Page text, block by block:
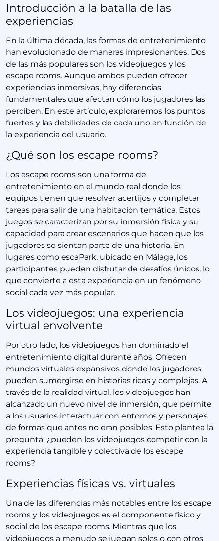
Introducción a la batalla de las
experiencias
En la última década, las formas de entretenimiento
han evolucionado de maneras impresionantes. Dos
de las más populares son los videojuegos y los
escape rooms. Aunque ambos pueden ofrecer
experiencias inmersivas, hay diferencias
fundamentales que afectan cómo los jugadores las
perciben. En este artículo, exploraremos los puntos
fuertes y las debilidades de cada uno en función de
la experiencia del usuario.
¿Qué son los escape rooms?
Los escape rooms son una forma de
entretenimiento en el mundo real donde los
equipos tienen que resolver acertijos y completar
tareas para salir de una habitación temática. Estos
juegos se caracterizan por su inmersión física y su
capacidad para crear escenarios que hacen que los
jugadores se sientan parte de una historia. En
lugares como escaPark, ubicado en Málaga, los
participantes pueden disfrutar de desafíos únicos, lo
que convierte a esta experiencia en un fenómeno
social cada vez más popular.
Los videojuegos: una experiencia
virtual envolvente
Por otro lado, los videojuegos han dominado el
entretenimiento digital durante años. Ofrecen
mundos virtuales expansivos donde los jugadores
pueden sumergirse en historias ricas y complejas. A
través de la realidad virtual, los videojuegos han
alcanzado un nuevo nivel de inmersión, que permite
a los usuarios interactuar con entornos y personajes
de formas que antes no eran posibles. Esto plantea la
pregunta: ¿pueden los videojuegos competir con la
experiencia tangible y colectiva de los escape
rooms?
Experiencias físicas vs. virtuales
Una de las diferencias más notables entre los escape
rooms y los videojuegos es el componente físico y
social de los escape rooms. Mientras que los
videojuegos a menudo se juegan solos o con otros